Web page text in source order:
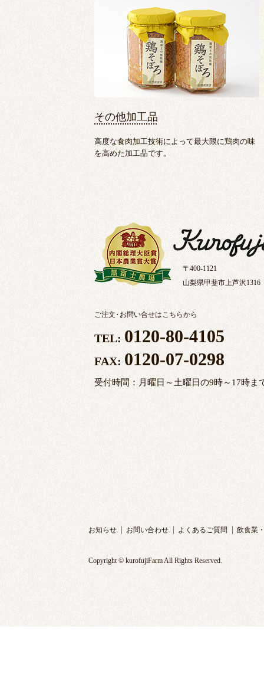
その他加工品
高度な食肉加工技術によって最大限に鶏肉の味
を高めた加工品です。
〒400-1121
山梨県甲斐市上芦沢1316
ご注文・お問い合せはこちらから
TEL: 0120-80-4105
FAX: 0120-07-0298
受付時間：月曜日～土曜日の9時～17時ま
お知らせ お問い合わせ よくあるご質問 飲食業
Copyright © kurofujiFarm All Rights Reserved.